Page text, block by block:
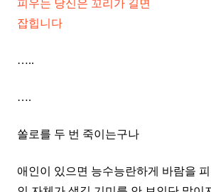
피우는 당신은 꼬리가 길면
잡힙니다
…..
….
쏠로를 두 번 죽이는구나
애인이 있으면 능수능란하게 바람을